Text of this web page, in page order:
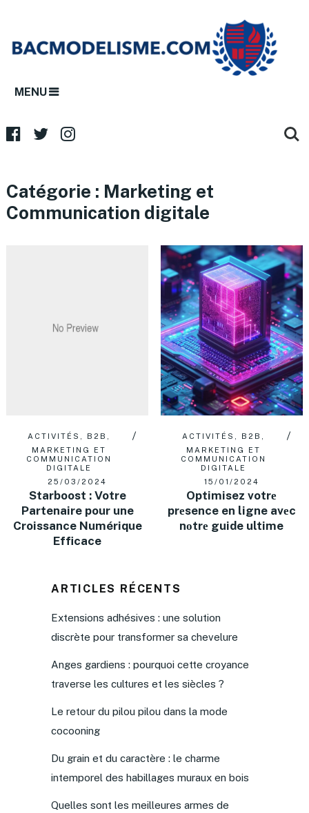
MENU
Catégorie : Marketing et
Communication digitale
ACTIVITÉS , B2B ,
MARKETING ET
COMMUNICATION
DIGITALE
25/03/2024
Starboost : Votre
Partenaire pour une
Croissance Numérique
Efficace
ACTIVITÉS , B2B ,
MARKETING ET
COMMUNICATION
DIGITALE
15/01/2024
Optimisez votrе
prеsence en ligne avеc
nоtrе guide ultime
ARTICLES RÉCENTS
Extensions adhésives : une solution
discrète pour transformer sa chevelure
Anges gardiens : pourquoi cette croyance
traverse les cultures et les siècles ?
Le retour du pilou pilou dans la mode
cocooning
Du grain et du caractère : le charme
intemporel des habillages muraux en bois
Quelles sont les meilleures armes de